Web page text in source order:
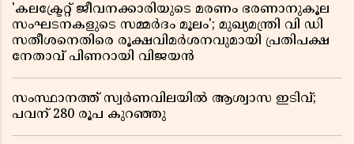
'കലക്ട്രേറ്റ് ജീവനക്കാരിയുടെ മരണം ഭരണാനുകൂല
സംഘടനകളുടെ സമ്മർദം മൂലം'; മുഖ്യമന്ത്രി വി ഡി
സതീശനെതിരെ രൂക്ഷവിമർശനവുമായി പ്രതിപക്ഷ
നേതാവ് പിണറായി വിജയൻ
സംസ്ഥാനത്ത് സ്വര്‍ണവിലയില്‍ ആശ്വാസ ഇടിവ്;
പവന് 280 രൂപ കുറഞ്ഞു